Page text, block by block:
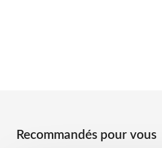
Recommandés pour vous